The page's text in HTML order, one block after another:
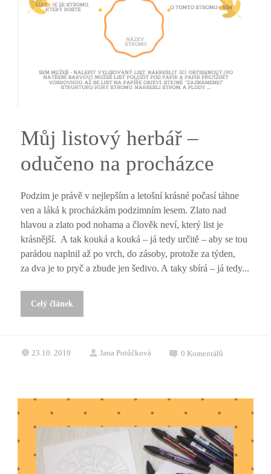
Můj listový herbář –
odučeno na procházce
Podzim je právě v nejlepším a letošní krásné počasí táhne
ven a láká k procházkám podzimním lesem. Zlato nad
hlavou a zlato pod nohama a člověk neví, který list je
krásnější. A tak kouká a kouká – já tedy určitě – aby se tou
parádou naplnil až po vrch, do zásoby, protože za týden,
za dva je to pryč a zbude jen šedivo. A taky sbírá – já tedy...
Celý článek
23.10. 2019 Jana Potůčková 0Komentářů